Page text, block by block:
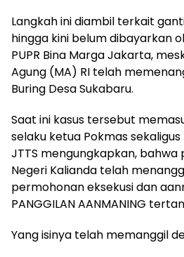
Langkah ini diambil terkait
hingga kini belum dibayarkan
PUPR Bina Marga Jakarta,
Agung (MA) RI telah
Buring Desa Sukabaru.
Saat ini kasus tersebut
selaku ketua Pokmas
JTTS mengungkapkan, bahwa
Negeri Kalianda telah
permohonan eksekusi dan
PANGGILAN AANMANING
Yang isinya telah memanggil